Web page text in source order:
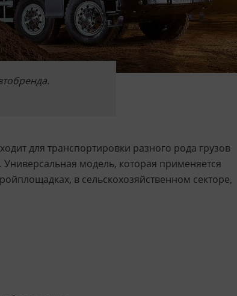
для транспортировки разного рода грузов
модель, которая применяется
в сельскохозяйственном секторе,